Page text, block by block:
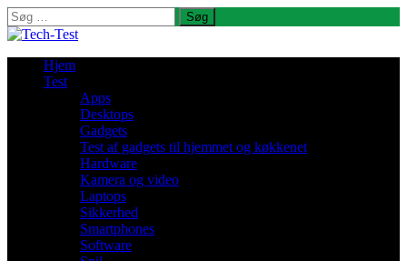
Søg
efter:
Hjem
Test
Apps
Desktops
Gadgets
Test af gadgets til hjemmet og køkkenet
Hardware
Kamera og video
Laptops
Sikkerhed
Smartphones
Software